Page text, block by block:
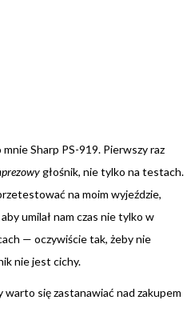
Sharp PS-919. Pierwszy raz
głośnik, nie tylko na testach.
na moim wyjeździe,
umilał nam czas nie tylko w
— oczywiście tak, żeby nie
nie jest cichy.
warto się zastanawiać nad zakupem